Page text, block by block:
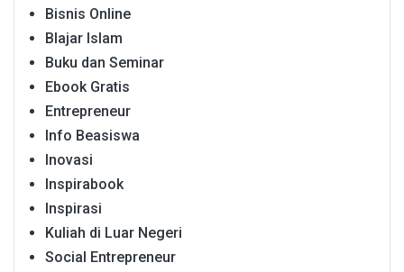
Bisnis Online
Blajar Islam
Buku dan Seminar
Ebook Gratis
Entrepreneur
Info Beasiswa
Inovasi
Inspirabook
Inspirasi
Kuliah di Luar Negeri
Social Entrepreneur